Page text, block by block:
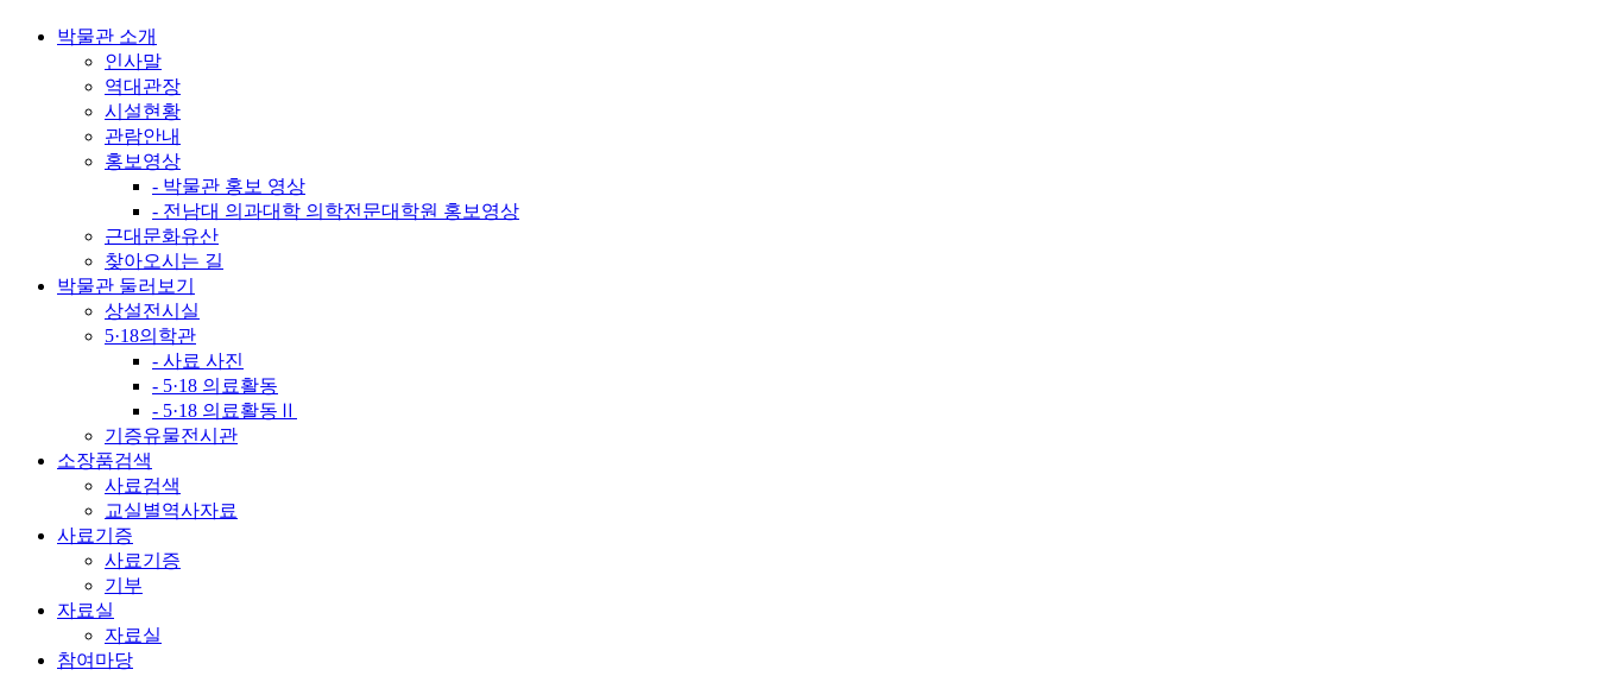
박물관 소개
인사말
역대관장
시설현황
관람안내
홍보영상
- 박물관 홍보 영상
- 전남대 의과대학 의학전문대학원 홍보영상
근대문화유산
찾아오시는 길
박물관 둘러보기
상설전시실
5·18의학관
- 사료 사진
- 5·18 의료활동
- 5·18 의료활동Ⅱ
기증유물전시관
소장품검색
사료검색
교실별역사자료
사료기증
사료기증
기부
자료실
자료실
참여마당